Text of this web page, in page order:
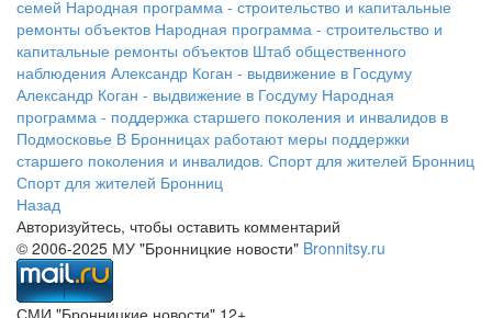
семей Народная программа - строительство и капитальные
ремонты объектов Народная программа - строительство и
капитальные ремонты объектов Штаб общественного
наблюдения Александр Коган - выдвижение в Госдуму
Александр Коган - выдвижение в Госдуму Народная
программа - поддержка старшего поколения и инвалидов в
Подмосковье В Бронницах работают меры поддержки
старшего поколения и инвалидов. Спорт для жителей Бронниц
Спорт для жителей Бронниц
Назад
Авторизуйтесь, чтобы оставить комментарий
© 2006-2025 МУ "Бронницкие новости" Bronnitsy.ru